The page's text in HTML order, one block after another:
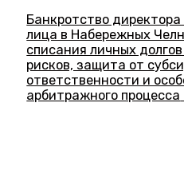
Банкротство
лица в Набережных
списания личных
рисков, защита от
ответственности и
арбитражного процесса